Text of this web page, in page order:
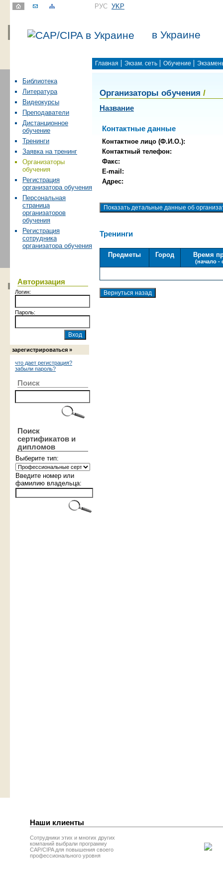
РУС УKР
в Украине
Главная Экзам. сеть Обучение
Библиотека
Литература
Видеокурсы
Преподаватели
Дистанционное
обучение
Тренинги
Заявка на тренинг
Организаторы
обучения
Регистрация
организатора обучения
Персональная
страница
организаторов
обучения
Регистрация
сотрудника
организатора обучения
Авторизация
Логин:
Пароль:
зарегистрироваться »
что дает регистрация?
забыли пароль?
Поиск
Поиск
сертификатов и
дипломов
Выберите тип:
Введите номер или
фамилию владельца:
Организаторы обучения /
Название
Контактные данные
Контактное лицо (Ф.И.О.):
Контактный телефон:
Факс:
E-mail:
Адрес:
Тренинги
Предметы Город Время
(начало -
Наши клиенты
Сотрудники этих и многих других
компаний выбрали программу
CAP/CIPA для повышения своего
профессионального уровня